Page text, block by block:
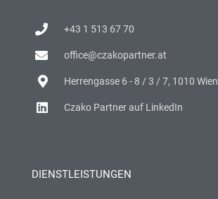
+43 1 513 67 70
office@czakopartner.at
Herrengasse 6 - 8 / 3 / 7, 1010 Wien
Czako Partner auf LinkedIn
DIENSTLEISTUNGEN